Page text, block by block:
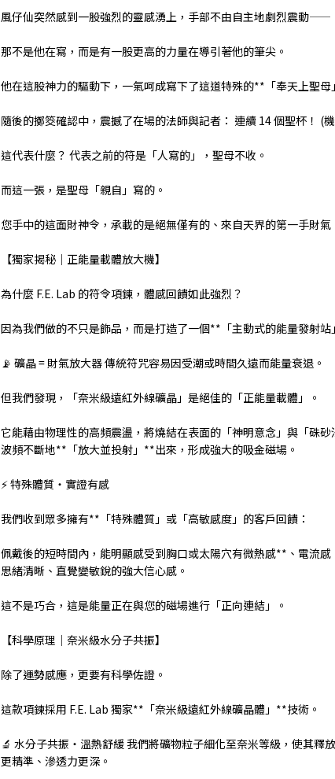
風仔仙突然感到一股強烈的靈感湧上，手部不由自主地劇烈震動——
那不是他在寫，而是有一股更高的力量在導引著他的筆尖。
他在這股神力的驅動下，一氣呵成寫下了這道特殊的**「奉天上聖母
隨後的擲筊確認中，震撼了在場的法師與記者： 連續 14 個聖杯！ (
這代表什麼？ 代表之前的符是「人寫的」，聖母不收。
而這一張，是聖母「親自」寫的。
您手中的這面財神令，承載的是絕無僅有的、來自天界的第一手財氣
【獨家揭秘｜正能量載體放大機】
為什麼 F.E. Lab 的符令項鍊，體感回饋如此強烈？
因為我們做的不只是飾品，而是打造了一個**「主動式的能量發射站
📡 礦晶 = 財氣放大器 傳統符咒容易因受潮或時間久遠而能量衰退。
但我們發現，「奈米級遠紅外線礦晶」是絕佳的「正能量載體」。
它能藉由物理性的高頻震盪，將燒結在表面的「神明意念」與「硃
波頻不斷地**「放大並投射」**出來，形成強大的吸金磁場。
⚡ 特殊體質・實證有感
我們收到眾多擁有**「特殊體質」或「高敏感度」的客戶回饋：
佩戴後的短時間內，能明顯感受到胸口或太陽穴有微熱感**、電流感
思緒清晰、直覺變敏銳的強大信心感。
這不是巧合，這是能量正在與您的磁場進行「正向連結」。
【科學原理｜奈米級水分子共振】
除了運勢感應，更要有科學佐證。
這款項鍊採用 F.E. Lab 獨家**「奈米級遠紅外線礦晶體」**技術。
🔬 水分子共振・溫熱舒緩 我們將礦物粒子細化至奈米等級，使其釋
更精準、滲透力更深。